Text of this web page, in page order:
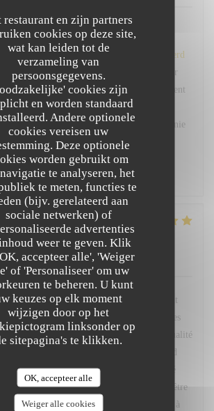
restaurant en zijn partners
cookies op deze site,
wat kan leiden tot de
verzameling van
persoonsgegevens.
cookies zijn
en worden standaard
Andere optionele
cookies vereisen uw
Deze optionele
worden gebruikt om
te analyseren, het
te meten, functies te
(bijv. gerelateerd aan
sociale netwerken) of
advertenties
weer te geven. Klik
accepteer alle', 'Weiger
of 'Personaliseer' om uw
te beheren. U kunt
keuzes op elk moment
wijzigen door op het
linksonder op
sitepagina's te klikken.
OK, accepteer alle
Weiger alle cookies
heeft op deze beoordeling gereageerd
grand merci pour ce très beau retour ! Allier
à une atmosphère conviviale est précisément
Pégouret et toute notre équipe s'efforcent
Savoir que vous avez ressenti cette harmonie
récompense. Au plaisir de vous recevoir à
chez nous. Bien cordialement, Margot —
Client
Gasten 2
5/5 Keuken : 5/5 Kwaliteit / Prijs
repas délicieux, nous avons été entièrement
Même une petite attention de la part des
que nous sommes venus fêter. La qualité
dans le cadre du menu avec accord
Les ris de veau, qui nous ont été
font pas partie du menu, ont même pu y être
! Merci notamment à Matthieu en salle, et à